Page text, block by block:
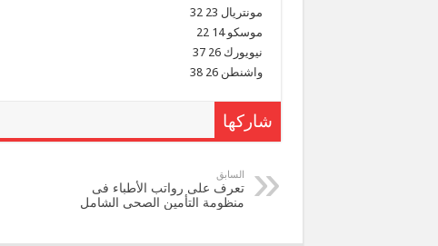
مونتريال 23 32
موسكو 14 22
نيويورك 26 37
واشنطن 26 38
شاركها
السابق
تعرف على رواتب الأطباء فى
منظومة التأمين الصحى الشامل